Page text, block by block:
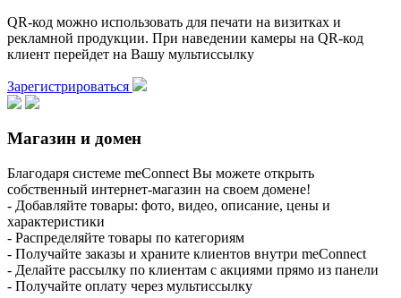
QR-код можно использовать для печати на визитках и
рекламной продукции. При наведении камеры на QR-код
клиент перейдет на Вашу мультиссылку
Зарегистрироваться
Магазин и домен
Благодаря системе meConnect Вы можете открыть
собственный интернет-магазин на своем домене!
- Добавляйте товары: фото, видео, описание, цены и
характеристики
- Распределяйте товары по категориям
- Получайте заказы и храните клиентов внутри meConnect
- Делайте рассылку по клиентам с акциями прямо из панели
- Получайте оплату через мультиссылку